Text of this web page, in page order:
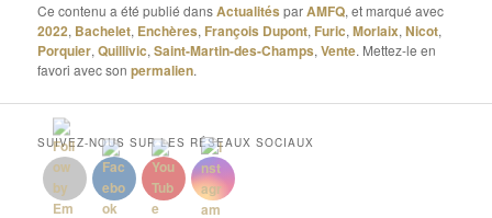
Ce contenu a été publié dansActualités parAMFQ, et marqué avec
2022, Bachelet, Enchères, François Dupont, Furic,Morlaix,Nicot,
Porquier,Quillivic,Saint-Martin-des-Champs,Vente. Mettez-le en
favori avec sonpermalien.
SUIVEZ-NOUS SUR LES RÉSEAUX SOCIAUX